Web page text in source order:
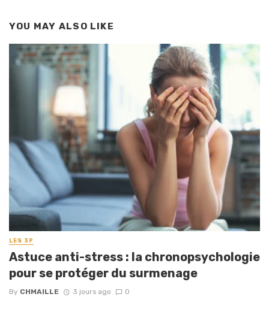
YOU MAY ALSO LIKE
LES 3P
Astuce anti-stress : la chronopsychologie
pour se protéger du surmenage
By CHMAILLE 3 jours ago 0